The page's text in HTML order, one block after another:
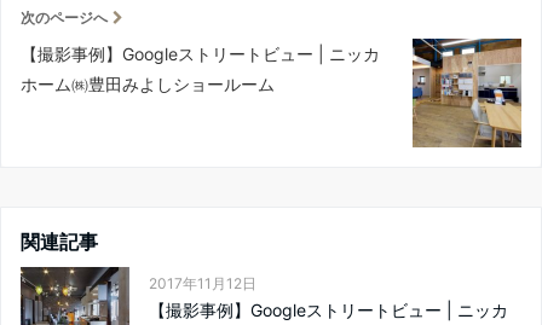
次のページへ
【撮影事例】Googleストリートビュー | ニッカ
ホーム㈱豊田みよしショールーム
関連記事
2017年11月12日
【撮影事例】Googleストリートビュー | ニッカ